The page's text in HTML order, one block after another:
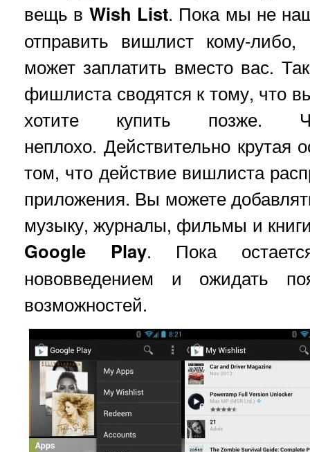
вещь в Wish List. Пока мы не
отправить вишлист кому-
может заплатить вместо вас.
фишлиста сводятся к тому, что
хотите купить
неплохо. Действительно крутая
том, что действие вишлиста
приложения. Вы можете
музыку, журналы, фильмы и
Google Play. Пока
нововведением и ожидать
возможностей.